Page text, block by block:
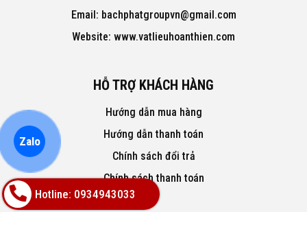
Email: bachphatgroupvn@gmail.com
Website: www.vatlieuhoanthien.com
HỖ TRỢ KHÁCH HÀNG
Hướng dẫn mua hàng
Hướng dẫn thanh toán
Chính sách đổi trả
Chính sách thanh toán
Hotline: 0934943033
Zalo